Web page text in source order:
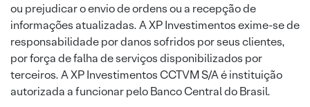
ou prejudicar o envio de ordens ou a recepção de
informações atualizadas. A XP Investimentos exime-se de
responsabilidade por danos sofridos por seus clientes,
por força de falha de serviços disponibilizados por
terceiros. A XP Investimentos CCTVM S/A é instituição
autorizada a funcionar pelo Banco Central do Brasil.